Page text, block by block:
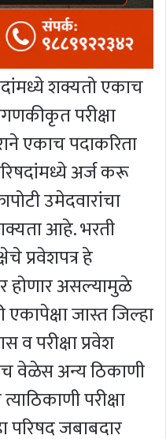
शक्यतो एकाच
परीक्षा
एकाच पदाकरिता
अर्ज करू
उमेदवारांचा
आहे. भरती
प्रवेशपत्र हे
होणार असल्यामुळे
जास्त जिल्हा
व परीक्षा प्रवेश
वेळेस अन्य ठिकाणी
परीक्षा
परिषद जबाबदार